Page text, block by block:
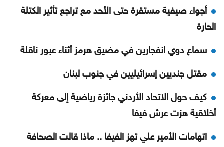
أجواء صيفية مستقرة حتى الأحد مع تراجع تأثير الكتلة
الحارة
سماع دوي انفجارين في مضيق هرمز أثناء عبور ناقلة
مقتل جنديين إسرائيليين في جنوب لبنان
كيف حول الاتحاد الأردني جائزة رياضية إلى معركة
أخلاقية هزت عرش فيفا
اتهامات الأمير علي تهز الفيفا .. ماذا قالت الصحافة